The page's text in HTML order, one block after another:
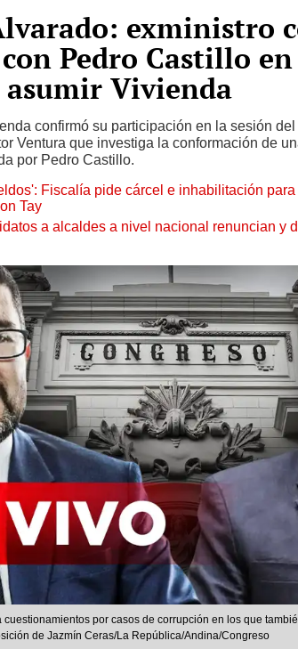
exministro
Pedro Castillo
asumir Vivienda
confirmó su participación en la sesión
Ventura que investiga la conformación de
por Pedro Castillo.
Fiscalía pide cárcel e inhabilitación
Tay
a alcaldes a nivel nacional renuncian y
por casos de corrupción en los que
de Jazmín Ceras/La República/Andina/Congreso